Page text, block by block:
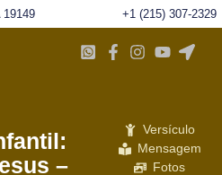
19149 +1 (215) 307-2329
–
Versículo
Mensagem
Fotos